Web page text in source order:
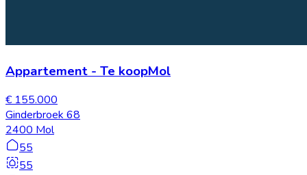
Appartement - Te koopMol
€ 155.000
Ginderbroek 68
2400 Mol
55
55